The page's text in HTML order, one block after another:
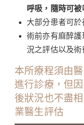
呼吸，隨時可被
大部分患者可於
術前亦有麻醉
況之評估以及術
本所療程須由
進行診療，但
後狀況也不盡
業醫生評估